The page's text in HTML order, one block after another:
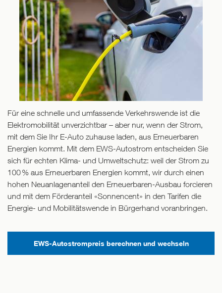
Für eine schnelle und umfassende Verkehrswende ist die
Elektromobilität unverzichtbar – aber nur, wenn der Strom,
mit dem Sie Ihr E-Auto zuhause laden, aus Erneuerbaren
Energien kommt. Mit dem EWS-Autostrom entscheiden Sie
sich für echten Klima- und Umweltschutz: weil der Strom zu
100 % aus Erneuerbaren Energien kommt, wir durch einen
hohen Neuanlagenanteil den Erneuerbaren-Ausbau forcieren
und mit dem Förderanteil «Sonnencent» in den Tarifen die
Energie- und Mobilitätswende in Bürgerhand voranbringen.
EWS-Autostrompreis berechnen und wechseln